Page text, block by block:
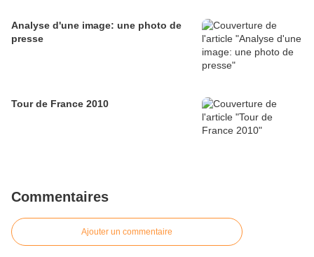
Analyse d'une image: une photo de
presse
Tour de France 2010
Commentaires
Ajouter un commentaire